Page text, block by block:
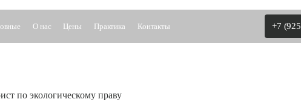
О нас Цены Практика Контакты +7
по экологическому праву